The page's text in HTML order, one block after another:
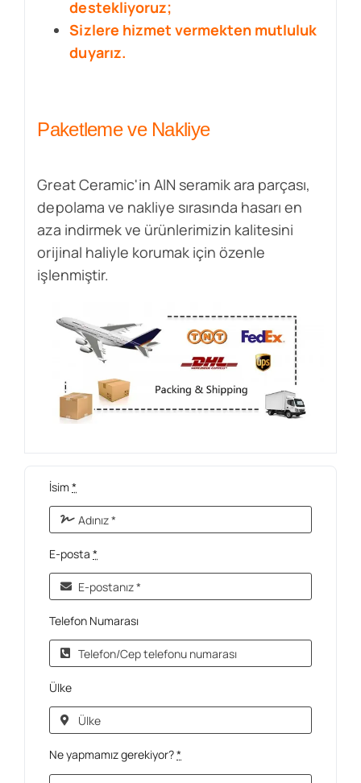
destekliyoruz;
Sizlere hizmet vermekten mutluluk
duyarız.
Paketleme ve Nakliye
Great Ceramic'in AlN seramik ara parçası,
depolama ve nakliye sırasında hasarı en
aza indirmek ve ürünlerimizin kalitesini
orijinal haliyle korumak için özenle
işlenmiştir.
İsim*
E-posta*
Telefon Numarası
Ülke
Ne yapmamız gerekiyor?*